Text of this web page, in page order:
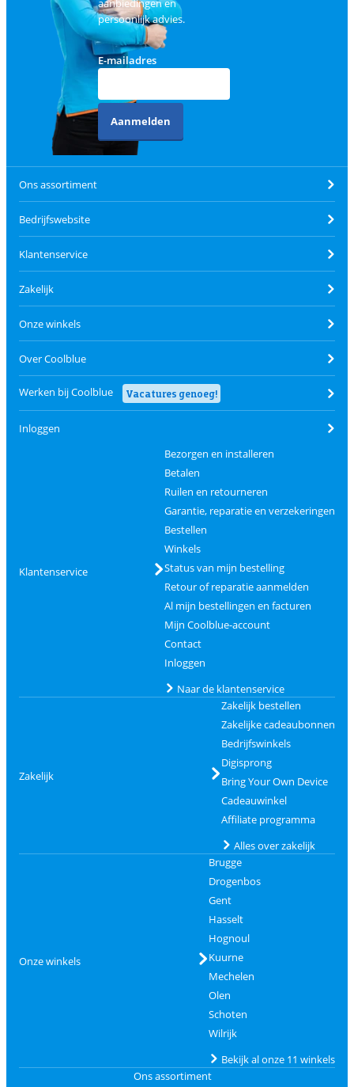
aanbiedingen en
persoonlijk advies.
E-mailadres
Aanmelden
Ons assortiment
Bedrijfswebsite
Klantenservice
Zakelijk
Onze winkels
Over Coolblue
Werken bij Coolblue Vacatures genoeg!
Inloggen
Klantenservice
Bezorgen en installeren
Betalen
Ruilen en retourneren
Garantie, reparatie en verzekeringen
Bestellen
Winkels
Status van mijn bestelling
Retour of reparatie aanmelden
Al mijn bestellingen en facturen
Mijn Coolblue-account
Contact
Inloggen
Naar de klantenservice
Zakelijk
Zakelijk bestellen
Zakelijke cadeaubonnen
Bedrijfswinkels
Digisprong
Bring Your Own Device
Cadeauwinkel
Affiliate programma
Alles over zakelijk
Onze winkels
Brugge
Drogenbos
Gent
Hasselt
Hognoul
Kuurne
Mechelen
Olen
Schoten
Wilrijk
Bekijk al onze 11 winkels
Ons assortiment